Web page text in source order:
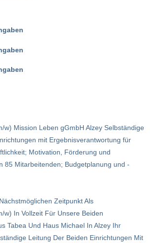
w) Mission Leben gGmbH Alzey Selbständige
mit Ergebnisverantwortung für
Motivation, Förderung und
85 Mitarbeitenden; Budgetplanung und -
Zeitpunkt Als
w) In Vollzeit Für Unsere Beiden
Tabea Und Haus Michael In Alzey Ihr
Leitung Der Beiden Einrichtungen Mit